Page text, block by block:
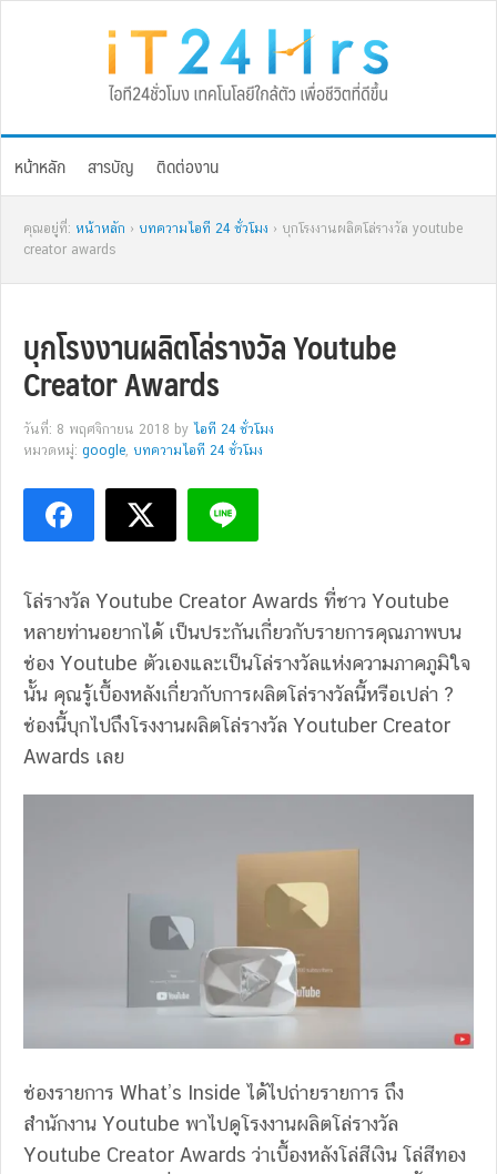
หน้าหลัก สารบัญ ติดต่องาน
คุณอยู่ที่: หน้าหลัก › บทความไอที 24 ชั่วโมง › บุกโรงงานผลิตโล่รางวัล youtube
creator awards
บุกโรงงานผลิตโล่รางวัล Youtube
Creator Awards
วันที่: 8 พฤศจิกายน 2018 by ไอที 24 ชั่วโมง
หมวดหมู่: google, บทความไอที 24 ชั่วโมง
โล่รางวัล Youtube Creator Awards ที่ชาว Youtube
หลายท่านอยากได้ เป็นประกันเกี่ยวกับรายการคุณภาพบน
ช่อง Youtube ตัวเองและเป็นโล่รางวัลแห่งความภาคภูมิใจ
นั้น คุณรู้เบื้องหลังเกี่ยวกับการผลิตโล่รางวัลนี้หรือเปล่า ?
ช่องนี้บุกไปถึงโรงงานผลิตโล่รางวัล Youtuber Creator
Awards เลย
ช่องรายการ What’s Inside ได้ไปถ่ายรายการ ถึง
สำนักงาน Youtube พาไปดูโรงงานผลิตโล่รางวัล
Youtube Creator Awards ว่าเบื้องหลังโล่สีเงิน โล่สีทอง